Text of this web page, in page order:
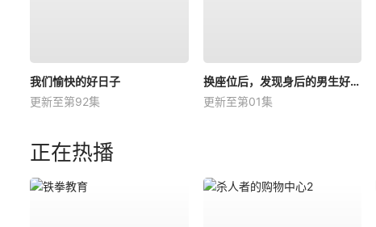
我们愉快的好日子
更新至第92集
换座位后，发现身后的男生好像喜欢我
更新至第01集
正在热播